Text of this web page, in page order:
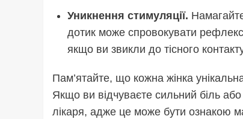
Уникнення стимуляції.
дотик може спровокувати
якщо ви звикли до тісного
Пам’ятайте, що кожна жінка
Якщо ви відчуваєте сильний біль
лікаря, адже це може бути ознакою